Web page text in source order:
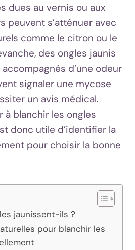
dues au vernis ou aux
peuvent s’atténuer avec
comme le citron ou le
des ongles jaunis
d’une odeur
signaler une mycose
un avis médical.
à blanchir les ongles
donc utile d’identifier la
pour choisir la bonne
jaunissent-ils ?
pour blanchir les